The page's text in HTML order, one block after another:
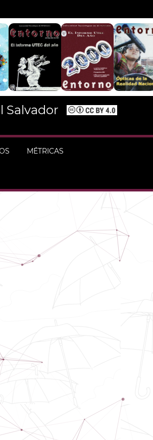
Salvador
MÉTRICAS